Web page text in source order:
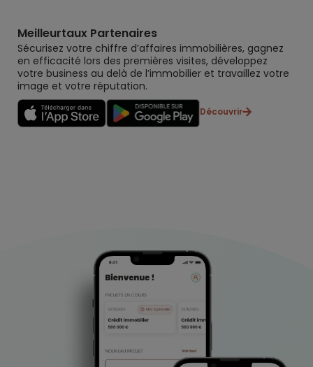
Meilleurtaux Partenaires
Sécurisez votre chiffre d’affaires immobilières, gagnez
en efficacité lors des premières visites, développez
votre business au delà de l’immobilier et travaillez votre
image et votre réputation.
Découvrir